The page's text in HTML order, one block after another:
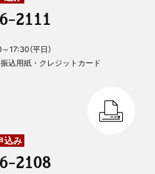
2111
17:30（平日）
込用紙・クレジットカード
込み
2108